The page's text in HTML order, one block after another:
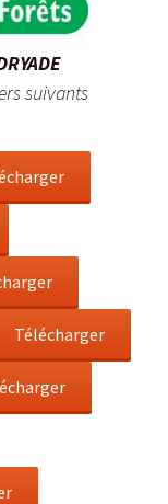
suivants
Télécharger